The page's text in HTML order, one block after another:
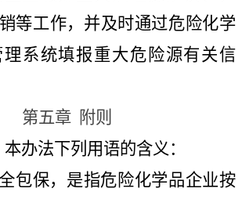
等工作，并及时通过危险化学
系统填报重大危险源有关信
第五章
附则
本办法下列用语的含义：
全包保，是指危险化学品企业按